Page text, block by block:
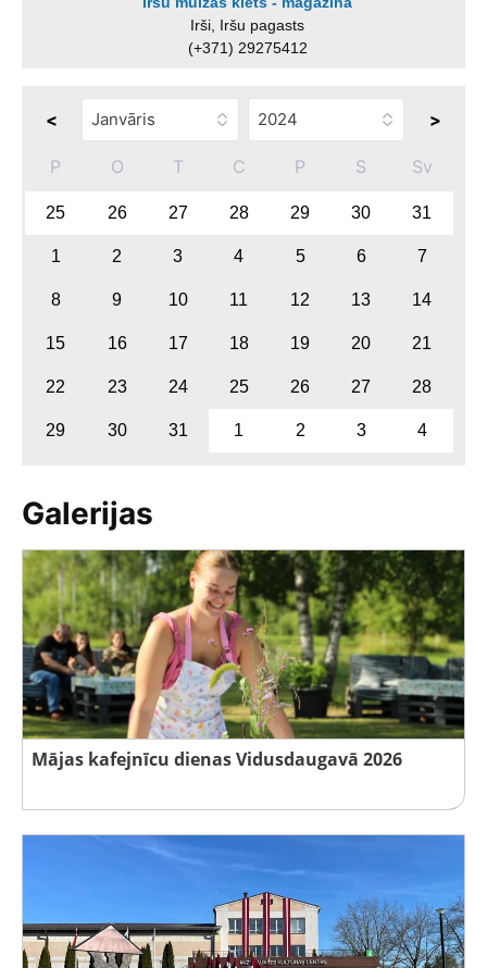
Irši, Iršu pagasts
(+371) 29275412
< >
P O T C P S Sv
25 26 27 28 29 30 31
1 2 3 4 5 6 7
8 9 10 11 12 13 14
15 16 17 18 19 20 21
22 23 24 25 26 27 28
29 30 31 1 2 3 4
Galerijas
Mājas kafejnīcu dienas Vidusdaugavā 2026